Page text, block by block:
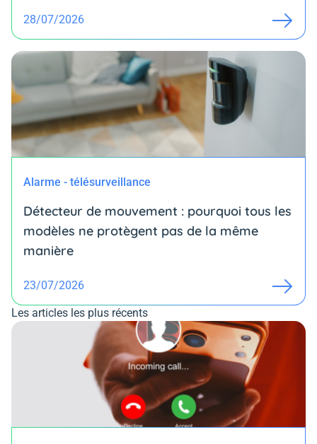
28/07/2026
Alarme - télésurveillance
Détecteur de mouvement : pourquoi tous les
modèles ne protègent pas de la même
manière
23/07/2026
Les articles les plus récents